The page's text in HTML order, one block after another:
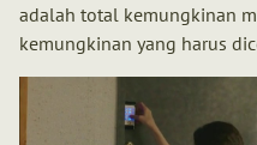
adalah total kemungkinan
kemungkinan yang harus